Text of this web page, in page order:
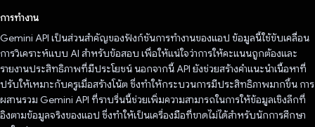
การทำงาน
Gemini API เป็นส่วนสำคัญของฟังก์ชันการทํางานของแอป ข้อมูลนี้ใช้ขับเคลื่อน
การวิเคราะห์แบบ AI สำหรับข้อสอบ เพื่อให้แน่ใจว่าการให้คะแนนถูกต้องและ
รายงานประสิทธิภาพที่มีประโยชน์ นอกจากนี้ API ยังช่วยสร้างคําแนะนําเนื้อหาที่
ปรับให้เหมาะกับครูเมื่อสร้างโน้ต ซึ่งทําให้กระบวนการมีประสิทธิภาพมากขึ้น การ
ผสานรวม Gemini API ที่ราบรื่นนี้ช่วยเพิ่มความสามารถในการให้ข้อมูลเชิงลึกที่
อิงตามข้อมูลจริงของแอป ซึ่งทำให้เป็นเครื่องมือที่ขาดไม่ได้สำหรับนักการศึกษา